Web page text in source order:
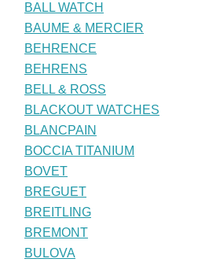
BALL WATCH
BAUME & MERCIER
BEHRENCE
BEHRENS
BELL & ROSS
BLACKOUT WATCHES
BLANCPAIN
BOCCIA TITANIUM
BOVET
BREGUET
BREITLING
BREMONT
BULOVA